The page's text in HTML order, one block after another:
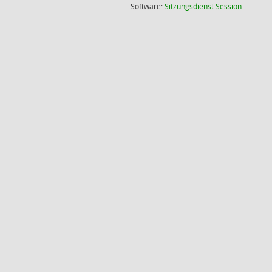
Software:SitzungsdienstSession(Wird in